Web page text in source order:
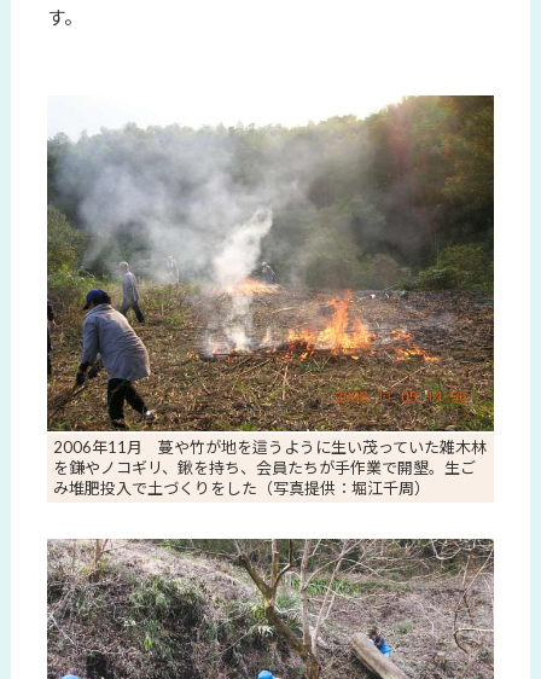
す。
2006年11月 蔓や竹が地を這うように生い茂っていた雑木林
を鎌やノコギリ、鍬を持ち、会員たちが手作業で開墾。生ご
み堆肥投入で土づくりをした（写真提供：堀江千周）